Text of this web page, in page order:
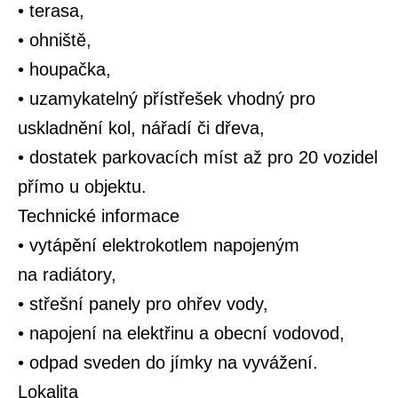
• terasa,
• ohniště,
• houpačka,
• uzamykatelný přístřešek vhodný pro
uskladnění kol, nářadí či dřeva,
• dostatek parkovacích míst až pro 20 vozidel
přímo u objektu.
Technické informace
• vytápění elektrokotlem napojeným
na radiátory,
• střešní panely pro ohřev vody,
• napojení na elektřinu a obecní vodovod,
• odpad sveden do jímky na vyvážení.
Lokalita